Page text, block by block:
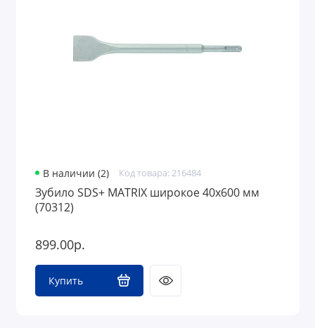
В наличии (2) Код товара: 216484
Зубило SDS+ MATRIX широкое 40х600 мм
(70312)
899.00р.
Купить